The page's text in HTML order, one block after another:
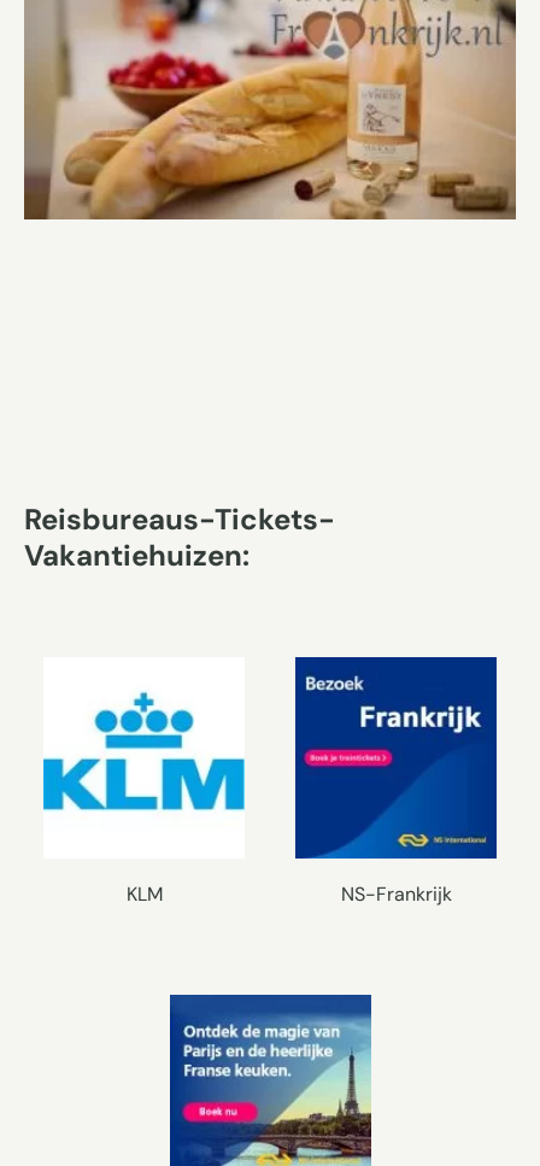
Reisbureaus-Tickets-
Vakantiehuizen:
KLM NS-Frankrijk